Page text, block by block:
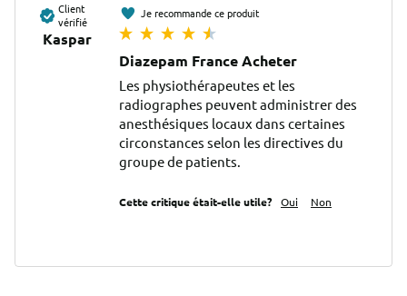
Client
vérifié
Kaspar
Je recommande ce produit
Diazepam France Acheter
Les physiothérapeutes et les
radiographes peuvent administrer des
anesthésiques locaux dans certaines
circonstances selon les directives du
groupe de patients.
Cette critique était-elle utile? Oui Non